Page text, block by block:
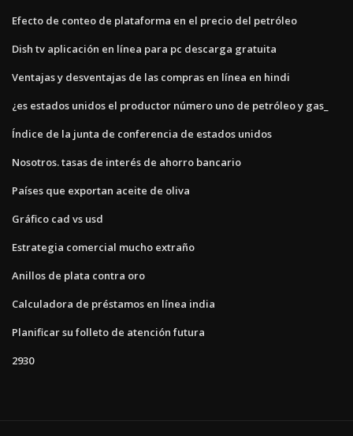
Efecto de conteo de plataforma en el precio del petróleo
Dish tv aplicación en línea para pc descarga gratuita
Ventajas y desventajas de las compras en línea en hindi
¿es estados unidos el productor número uno de petróleo y gas_
Índice de la junta de conferencia de estados unidos
Nosotros. tasas de interés de ahorro bancario
Países que exportan aceite de oliva
Gráfico cad vs usd
Estrategia comercial mucho extraño
Anillos de plata contra oro
Calculadora de préstamos en línea india
Planificar su folleto de atención futura
2930